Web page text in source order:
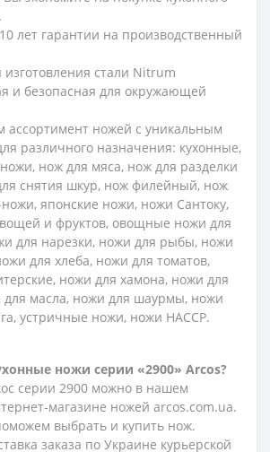
лет гарантии на производственный
изготовления стали Nitrum
и безопасная для окружающей
ассортимент ножей с уникальным
различного назначения: кухонные,
нож для мяса, нож для разделки
снятия шкур, нож филейный, нож
японские ножи, ножи Сантоку,
и фруктов, овощные ножи для
для нарезки, ножи для рыбы, ножи
для хлеба, ножи для томатов,
ножи для хамона, ножи для
для масла, ножи для шаурмы, ножи
устричные ножи, ножи HACCP.
ножи серии «2900» Arcos?
серии 2900 можно в нашем
магазине ножей arcos.com.ua.
выбрать и купить нож.
заказа по Украине курьерской